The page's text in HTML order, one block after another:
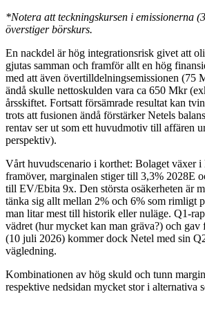
*Notera att teckningskursen i emissionerna
överstiger börskurs.
En nackdel är hög integrationsrisk givet att
gjutas samman och framför allt en hög
med att även övertilldelningsemissionen (75
ändå skulle nettoskulden vara ca 650 Mkr
årsskiftet. Fortsatt försämrade resultat kan
trots att fusionen ändå förstärker Netels
rentav ser ut som ett huvudmotiv till affären
perspektiv).
Vårt huvudscenario i korthet: Bolaget växer
framöver, marginalen stiger till 3,3% 2028E
till EV/Ebita 9x. Den största osäkerheten är
tänka sig allt mellan 2% och 6% som rimligt
man litar mest till historik eller nuläge. Q1-
vädret (hur mycket kan man gräva?) och gav
(10 juli 2026) kommer dock Netel med sin
vägledning.
Kombinationen av hög skuld och tunn
respektive nedsidan mycket stor i alternativa